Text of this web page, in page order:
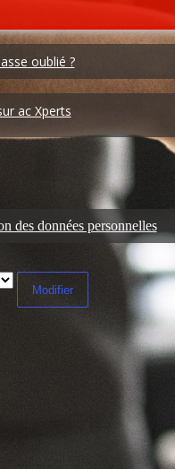
oublié ?
ac Xperts
des données personnelles